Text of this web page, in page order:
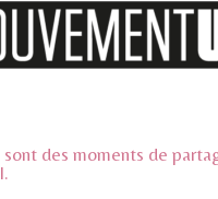
des moments de